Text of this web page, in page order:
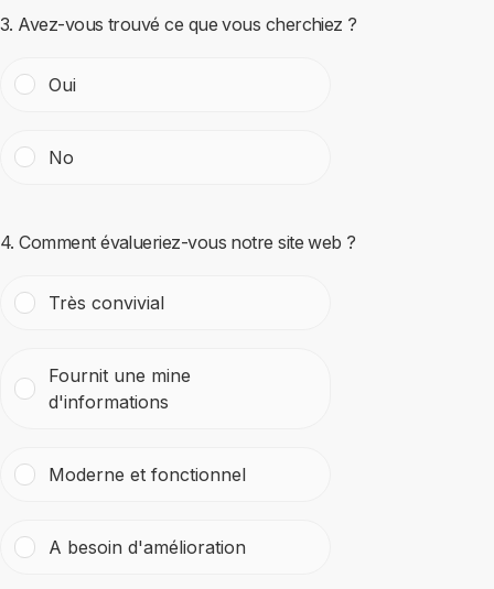
3. Avez-vous trouvé ce que vous cherchiez ?
Oui
No
4. Comment évalueriez-vous notre site web ?
Très convivial
Fournit une mine
d'informations
Moderne et fonctionnel
A besoin d'amélioration